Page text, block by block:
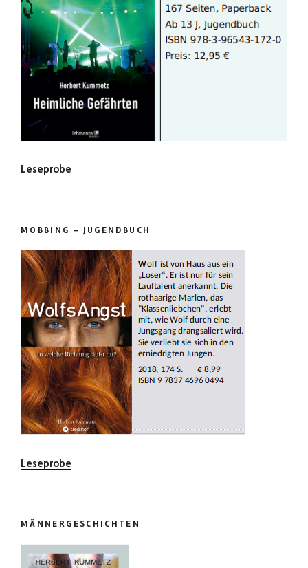
Leseprobe
MOBBING – JUGENDBUCH
Leseprobe
MÄNNERGESCHICHTEN